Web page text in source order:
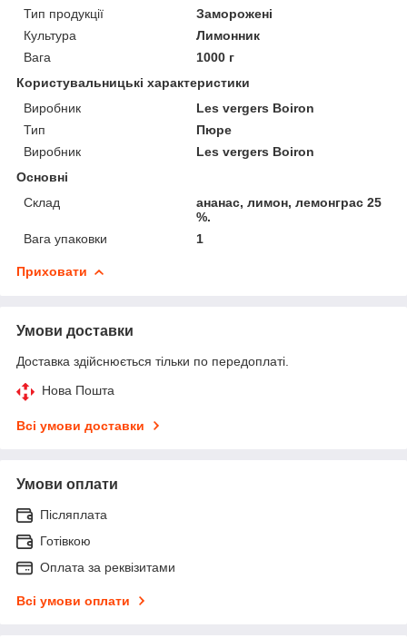
Тип продукції
Заморожені
Культура
Лимонник
Вага
1000 г
Користувальницькі характеристики
Виробник
Les vergers Boiron
Тип
Пюре
Виробник
Les vergers Boiron
Основні
Склад
ананас, лимон, лемонграс 25
%.
Вага упаковки
1
Приховати
Умови доставки
Доставка здійснюється тільки по передоплаті.
Нова Пошта
Всі умови доставки
Умови оплати
Післяплата
Готівкою
Оплата за реквізитами
Всі умови оплати